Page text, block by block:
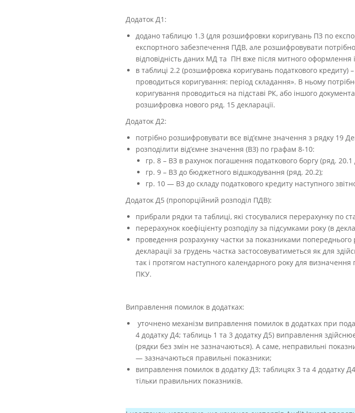
Додаток Д1:
додано таблицю 1.3 (для розшифровки коригувань ПЗ по
експортного забезпечення ПДВ, але розшифровувати
відповідність даних МД та ПН вже після митного оформлення
в таблиці 2.2 (розшифровка коригувань податкового кредиту)
проводиться коригування: період складання». В ньому
коригування проводиться на підставі РК, або іншого
розшифровка нового ряд. 15 декларації.
Додаток Д2:
потрібно розшифровувати все від’ємне значення з рядку 19
розподілити від’ємне значення (ВЗ) по графам 8-10:
гр. 8 – ВЗ в рахунок погашення податкового боргу (ряд. 20.1
гр. 9 – ВЗ до бюджетного відшкодування (ряд. 20.2);
гр. 10 — ВЗ до складу податкового кредиту наступного
Додаток Д5 (пропорційний розподіл ПДВ):
прибрали рядки та таблиці, які стосувалися перерахунку по
перерахунок коефіцієнту розподілу за підсумками року (в
проведення розрахунку частки за показниками попереднього
декларації за грудень частка застосовуватиметься як для
так і протягом наступного календарного року для визначення
ПКУ.
Виправлення помилок в додатках:
уточнено механізм виправлення помилок в додатках при
4 додатку Д4; таблиць 1 та 3 додатку Д5) виправлення
(рядки без змін не зазначаються). А саме, неправильні
— зазначаються правильні показники;
виправлення помилок в додатку Д3; таблицях 3 та 4 додатку
тільки правильних показників.